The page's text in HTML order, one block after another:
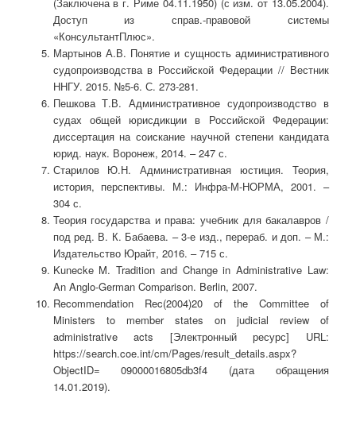
Доступ из справ.-правовой системы
«КонсультантПлюс».
Мартынов А.В. Понятие и сущность административного
судопроизводства в Российской Федерации // Вестник
ННГУ. 2015. №5-6. С. 273-281.
Пешкова Т.В. Административное судопроизводство в
судах общей юрисдикции в Российской Федерации:
диссертация на соискание научной степени кандидата
юрид. наук. Воронеж, 2014. – 247 с.
Старилов Ю.Н. Административная юстиция. Теория,
история, перспективы. М.: Инфра-М-НОРМА, 2001. –
304 с.
Теория государства и права: учебник для бакалавров /
под ред. В. К. Бабаева. – 3-е изд., перераб. и доп. – М.:
Издательство Юрайт, 2016. – 715 с.
Kunecke M. Tradition and Change in Administrative Law:
An Anglo-German Comparison. Berlin, 2007.
Recommendation Rec(2004)20 of the Committee of
Ministers to member states on judicial review of
administrative acts [Электронный ресурс] URL:
https://search.coe.int/cm/Pages/result_details.aspx?
ObjectID= 09000016805db3f4 (дата обращения
14.01.2019).